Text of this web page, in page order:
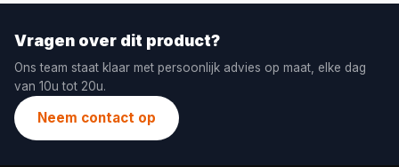
Vragen over dit product?
Ons team staat klaar met persoonlijk advies op maat, elke dag
van 10u tot 20u.
Neem contact op